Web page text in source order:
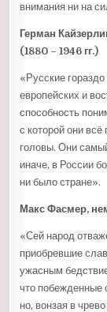
внимания ни на
Герман
(1880 – 1946 гг.)
«Русские
европейских и
способность
с которой они
головы. Они
иначе, в России
ни было стране».
Макс Фасмер,
«Сей народ
приобревшие
ужасным
что побежденные
но, вонзая в